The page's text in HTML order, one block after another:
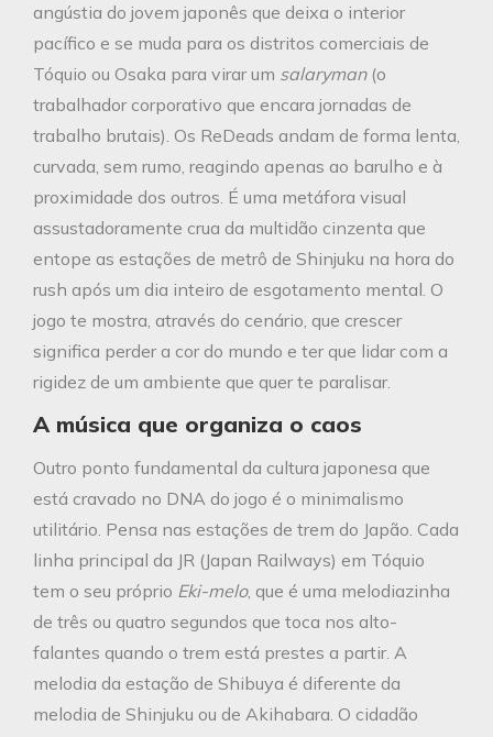
angústia do jovem japonês que deixa o interior
pacífico e se muda para os distritos comerciais de
Tóquio ou Osaka para virar um salaryman(o
trabalhador corporativo que encara jornadas de
trabalho brutais). Os ReDeads andam de forma lenta,
curvada, sem rumo, reagindo apenas ao barulho e à
proximidade dos outros. É uma metáfora visual
assustadoramente crua da multidão cinzenta que
entope as estações de metrô de Shinjuku na hora do
rush após um dia inteiro de esgotamento mental. O
jogo te mostra, através do cenário, que crescer
significa perder a cor do mundo e ter que lidar com a
rigidez de um ambiente que quer te paralisar.
A música que organiza o caos
Outro ponto fundamental da cultura japonesa que
está cravado no DNA do jogo é o minimalismo
utilitário. Pensa nas estações de trem do Japão. Cada
linha principal da JR (Japan Railways) em Tóquio
tem o seu próprio Eki-melo, que é uma melodiazinha
de três ou quatro segundos que toca nos alto-
falantes quando o trem está prestes a partir. A
melodia da estação de Shibuya é diferente da
melodia de Shinjuku ou de Akihabara. O cidadão